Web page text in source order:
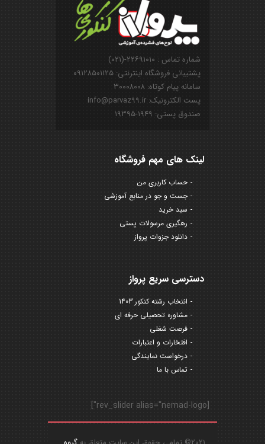
شماره تماس : ۲۲۶۹۱۰۱۰-(۰۲۱)
پشتیبانی فروشگاه اینترنتی: ۰۹۱۲۸۵۰۱۱۲۵
سامانه پیام کوتاه: ۳۰۰۰۸۰۰۸
پست الکترونیک: info@parvaz99.ir
صندوق پستی: ۱۹۴۹-۱۹۳۹۵
لینک های مهم فروشگاه
حساب کاربری من
جست و جو در منابع آموزشی
سبد خرید
رهگیری مرسولات پستی
دانلود جزوات پرواز
دسترسی سریع پرواز
انتخاب رشته کنکور 1403
مشاوره تحصیلی حرفه ای
فرصت شغلی
افتخارات و اعتبارات
درخواست نمایندگی
تماس با ما
[rev_slider alias="nemad-logo"]